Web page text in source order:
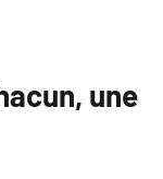
une